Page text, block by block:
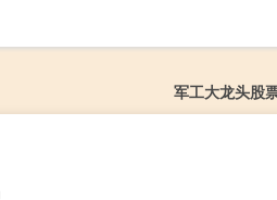
军工大龙头股